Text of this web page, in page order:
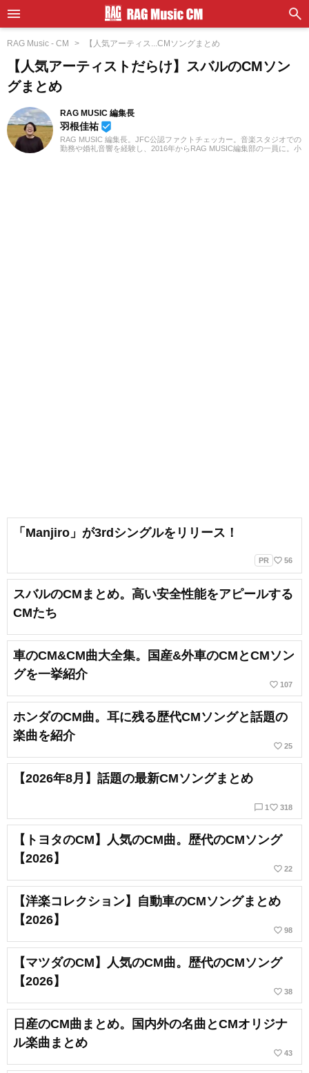
RAG Music - CM 【人気アーティス...CMソングまとめ
【人気アーティストだらけ】スバルのCMソン
グまとめ
RAG MUSIC 編集長
羽根佳祐 beenhere
RAG MUSIC 編集長。JFC公認ファクトチェッカー。音楽スタジオでの
勤務や婚礼音響を経験し、2016年からRAG MUSIC編集部の一員に。小
「Manjiro」が3rdシングルをリリース！
PR favorite_border 56
スバルのCMまとめ。高い安全性能をアピールする
CMたち
車のCM&CM曲大全集。国産&外車のCMとCMソン
グを一挙紹介
favorite_border 107
ホンダのCM曲。耳に残る歴代CMソングと話題の
楽曲を紹介
favorite_border 25
【2026年8月】話題の最新CMソングまとめ
chat_bubble_outline 1 favorite_border 318
【トヨタのCM】人気のCM曲。歴代のCMソング
【2026】
favorite_border 22
【洋楽コレクション】自動車のCMソングまとめ
【2026】
favorite_border 98
【マツダのCM】人気のCM曲。歴代のCMソング
【2026】
favorite_border 38
日産のCM曲まとめ。国内外の名曲とCMオリジナ
ル楽曲まとめ
favorite_border 43